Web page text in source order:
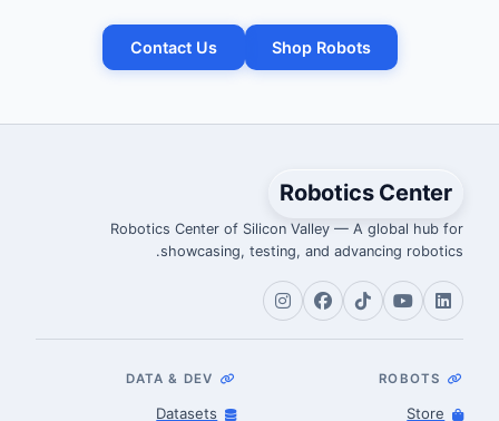
Shop Robots
Contact Us
Robotics Center
Robotics Center of Silicon Valley — A global hub for
showcasing, testing, and advancing robotics.
ROBOTS
Store
DATA & DEV
Datasets